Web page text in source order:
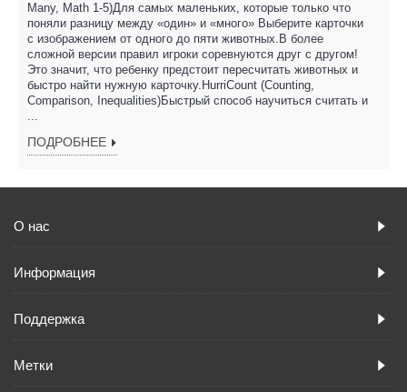
Many, Math 1-5)Для самых маленьких, которые только что
поняли разницу между «один» и «много» Выберите карточки
с изображением от одного до пяти животных.В более
сложной версии правил игроки соревнуются друг с другом!
Это значит, что ребенку предстоит пересчитать животных и
быстро найти нужную карточку.HurriCount (Counting,
Comparison, Inequalities)Быстрый способ научиться считать и
...
ПОДРОБНЕЕ
О нас
Информация
Поддержка
Метки